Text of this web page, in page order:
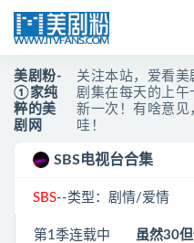
美剧粉-
①家纯
粹的美
剧网
关注本站，爱看
剧集在每天的上午
新一次！有啥意
哇！
SBS电视台合集
SBS--类型：剧情/爱情
第1季连载中 虽然30